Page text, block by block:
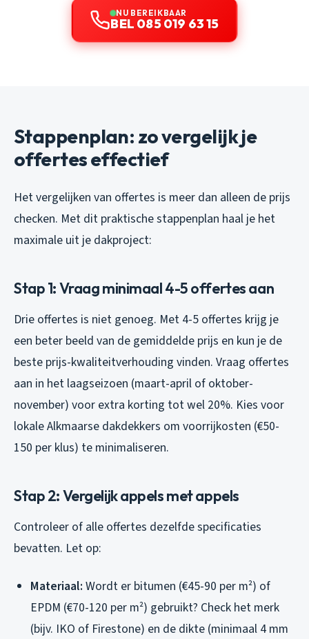
NU BEREIKBAAR
BEL 085 019 63 15
Stappenplan: zo vergelijk je
offertes effectief
Het vergelijken van offertes is meer dan alleen de prijs
checken. Met dit praktische stappenplan haal je het
maximale uit je dakproject:
Stap 1: Vraag minimaal 4-5 offertes aan
Drie offertes is niet genoeg. Met 4-5 offertes krijg je
een beter beeld van de gemiddelde prijs en kun je de
beste prijs-kwaliteitverhouding vinden. Vraag offertes
aan in het laagseizoen (maart-april of oktober-
november) voor extra korting tot wel 20%. Kies voor
lokale Alkmaarse dakdekkers om voorrijkosten (€50-
150 per klus) te minimaliseren.
Stap 2: Vergelijk appels met appels
Controleer of alle offertes dezelfde specificaties
bevatten. Let op:
Materiaal: Wordt er bitumen (€45-90 per m²) of
EPDM (€70-120 per m²) gebruikt? Check het merk
(bijv. IKO of Firestone) en de dikte (minimaal 4 mm